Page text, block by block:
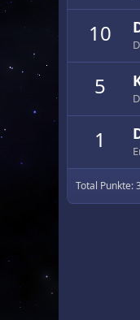
10
5
1
Total Punkte: